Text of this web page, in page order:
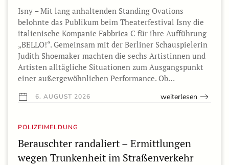
Isny – Mit lang anhaltenden Standing Ovations
belohnte das Publikum beim Theaterfestival Isny die
italienische Kompanie Fabbrica C für ihre Aufführung
„BELLO!“. Gemeinsam mit der Berliner Schauspielerin
Judith Shoemaker machten die sechs Artistinnen und
Artisten alltägliche Situationen zum Ausgangspunkt
einer außergewöhnlichen Performance. Ob…
6. AUGUST 2026 weiterlesen
POLIZEIMELDUNG
Berauschter randaliert – Ermittlungen
wegen Trunkenheit im Straßenverkehr